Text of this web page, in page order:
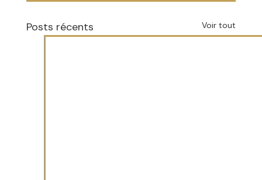
Posts récents Voir tout